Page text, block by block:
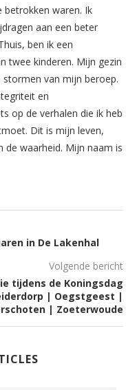
betrokken waren. Ik
aan een beter
ben ik een
twee kinderen. Mijn gezin
van mijn beroep.
en
op de verhalen die ik heb
Dit is mijn leven,
waarheid. Mijn naam is
in De Lakenhal
Volgende bericht
tijdens de Koningsdag
| Oegstgeest |
| Zoeterwoude